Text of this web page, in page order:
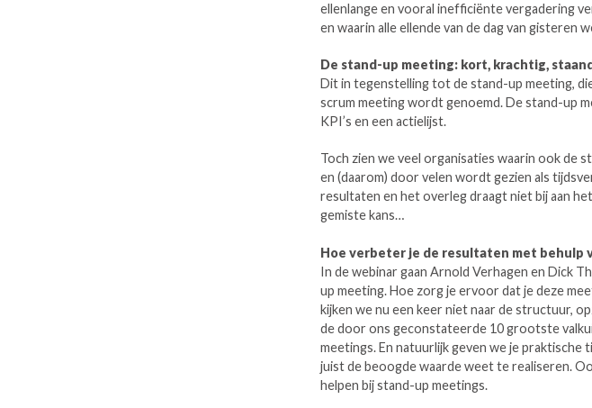
ellenlange en vooral inefficiënte vergadering
en waarin alle ellende van de dag van gisteren
De stand-up meeting: kort, krachtig,
Dit in tegenstelling tot de stand-up meeting,
scrum meeting wordt genoemd. De stand-up
KPI’s en een actielijst.
Toch zien we veel organisaties waarin ook
en (daarom) door velen wordt gezien als
resultaten en het overleg draagt niet bij aan
gemiste kans…
Hoe verbeter je de resultaten met behulp
In de webinar gaan Arnold Verhagen en Dick
up meeting. Hoe zorg je ervoor dat je deze
kijken we nu een keer niet naar de structuur,
de door ons geconstateerde 10 grootste
meetings. En natuurlijk geven we je praktische
juist de beoogde waarde weet te realiseren.
helpen bij stand-up meetings.